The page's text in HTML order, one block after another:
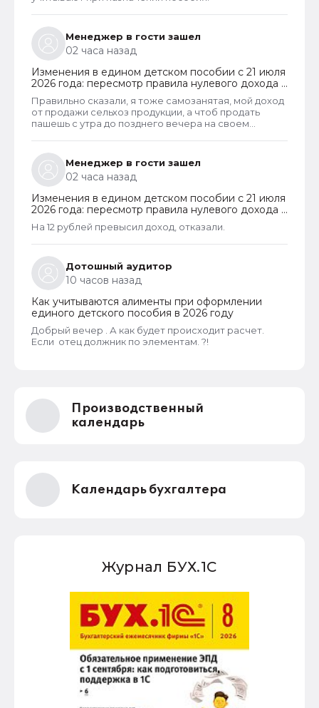
Менеджер в гости зашел
02 часа назад
Изменения в едином детском пособии с 21 июля
2026 года: пересмотр правила нулевого дохода и
новый порядок оформления пособий по месту
пребывания
Правильно сказали, я тоже самозанятая, мой доход
от продажи сельхоз продукции, а чтоб продать
пашешь с утра до позднего вечера на своем
Менеджер в гости зашел
02 часа назад
Изменения в едином детском пособии с 21 июля
2026 года: пересмотр правила нулевого дохода и
новый порядок оформления пособий по месту
пребывания
На 12 рублей превысил доход, отказали.
Дотошный аудитор
10 часов назад
Как учитываются алименты при оформлении
единого детского пособия в 2026 году
Добрый вечер . А как будет происходит расчет.
Если отец должник по элементам. ?!
Производственный
календарь
Календарь бухгалтера
Журнал БУХ.1С